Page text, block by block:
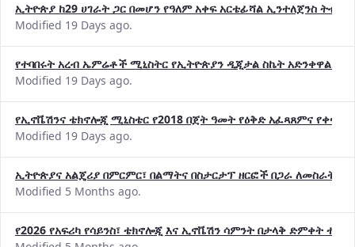
ኢትዮጵያ ከ29 ሀገራት ጋር በመሆን የዓለም አቀፍ አርቴፊሻል ኢንተለጀንስ
Modified 19 Days ago.
የተባበሩት አረብ ኤምሬቶች ሚኒስትር የኢትዮጵያን ዲጂታል ስኬት አድንቀዋል
Modified 19 Days ago.
የኢኖቬሽንና ቴክኖሎጂ ሚኒስቴር የ2018 በጀት ዓመት የዕቅድ አፈጻጸምና
Modified 19 Days ago.
ኢትዮጵያና አልጄሪያ በምርምር፣ በልማትና በስታርታፕ ዘርፎች በጋራ ለመስራት
Modified 5 Months ago.
የ2026 የአፍሪካ የሳይንስ፣ ቴክኖሎጂ እና ኢኖቬሽን ሳምንት በታላቅ ድምቀት